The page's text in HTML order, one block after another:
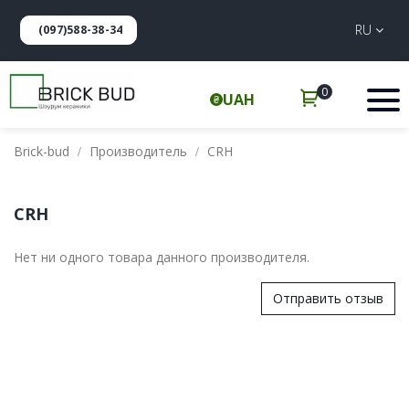
(097)588-38-34 RU
UAH 0
Brick-bud Производитель CRH
CRH
Нет ни одного товара данного производителя.
Отправить отзыв